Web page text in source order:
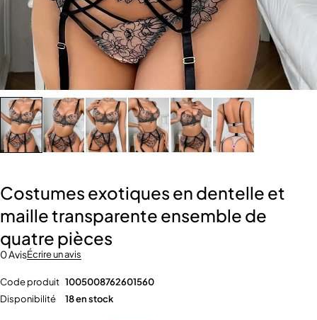
Costumes exotiques en dentelle et
maille transparente ensemble de
quatre pièces
0 AvisÉcrire un avis
Code produit 1005008762601560
Disponibilité
18 en stock